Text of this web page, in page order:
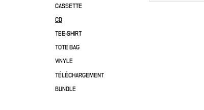
CASSETTE
CD
TEE-SHIRT
TOTE BAG
VINYLE
TÉLÉCHARGEMENT
BUNDLE